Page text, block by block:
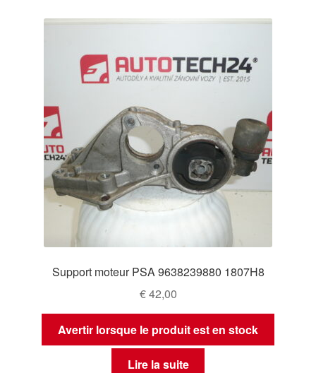
Support moteur PSA 9638239880 1807H8
€42,00
Avertir lorsque le produit est en stock
Lire la suite